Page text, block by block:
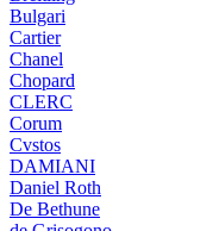
Bulgari
Cartier
Chanel
Chopard
CLERC
Corum
Cvstos
DAMIANI
Daniel Roth
De Bethune